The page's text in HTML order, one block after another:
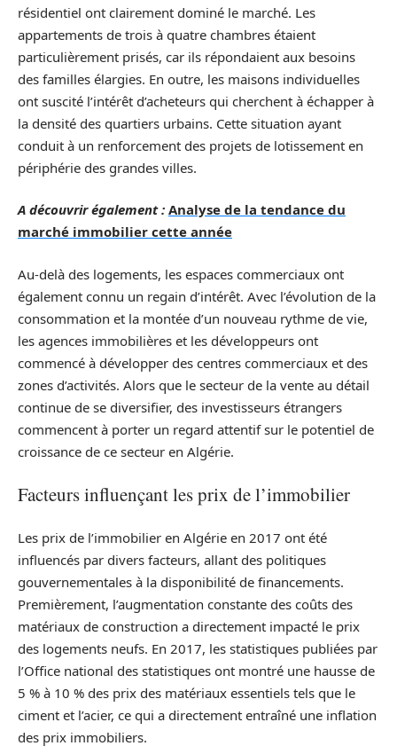
résidentiel ont clairement dominé le marché. Les
appartements de trois à quatre chambres étaient
particulièrement prisés, car ils répondaient aux besoins
des familles élargies. En outre, les maisons individuelles
ont suscité l’intérêt d’acheteurs qui cherchent à échapper à
la densité des quartiers urbains. Cette situation ayant
conduit à un renforcement des projets de lotissement en
périphérie des grandes villes.
A découvrir également : Analyse de la tendance du
marché immobilier cette année
Au-delà des logements, les espaces commerciaux ont
également connu un regain d’intérêt. Avec l’évolution de la
consommation et la montée d’un nouveau rythme de vie,
les agences immobilières et les développeurs ont
commencé à développer des centres commerciaux et des
zones d’activités. Alors que le secteur de la vente au détail
continue de se diversifier, des investisseurs étrangers
commencent à porter un regard attentif sur le potentiel de
croissance de ce secteur en Algérie.
Facteurs influençant les prix de l’immobilier
Les prix de l’immobilier en Algérie en 2017 ont été
influencés par divers facteurs, allant des politiques
gouvernementales à la disponibilité de financements.
Premièrement, l’augmentation constante des coûts des
matériaux de construction a directement impacté le prix
des logements neufs. En 2017, les statistiques publiées par
l’Office national des statistiques ont montré une hausse de
5 % à 10 % des prix des matériaux essentiels tels que le
ciment et l’acier, ce qui a directement entraîné une inflation
des prix immobiliers.